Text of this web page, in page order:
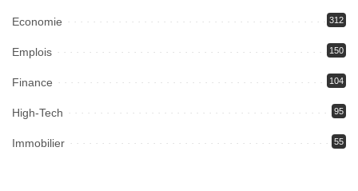
Economie 312
Emplois 150
Finance 104
High-Tech 95
Immobilier 55